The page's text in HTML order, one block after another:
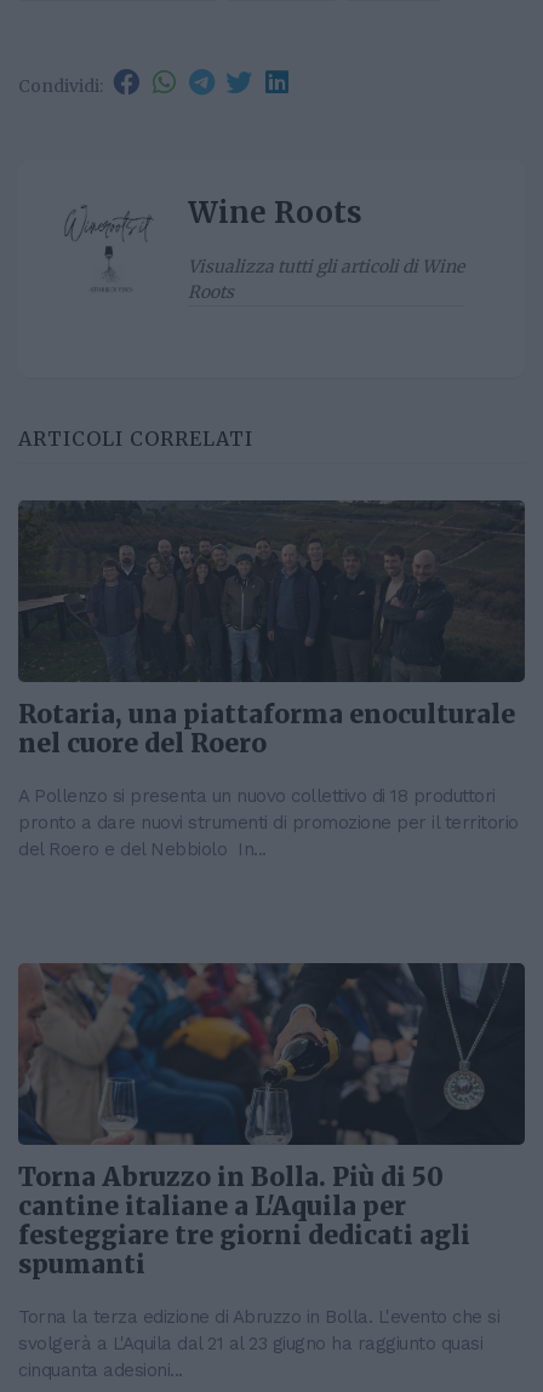
Condividi:
Wine Roots
Visualizza tutti gli articoli di Wine
Roots
ARTICOLI CORRELATI
Rotaria, una piattaforma enoculturale
nel cuore del Roero
A Pollenzo si presenta un nuovo collettivo di 18 produttori
pronto a dare nuovi strumenti di promozione per il territorio
del Roero e del Nebbiolo In...
Torna Abruzzo in Bolla. Più di 50
cantine italiane a L'Aquila per
festeggiare tre giorni dedicati agli
spumanti
Torna la terza edizione di Abruzzo in Bolla. L'evento che si
svolgerà a L'Aquila dal 21 al 23 giugno ha raggiunto quasi
cinquanta adesioni...